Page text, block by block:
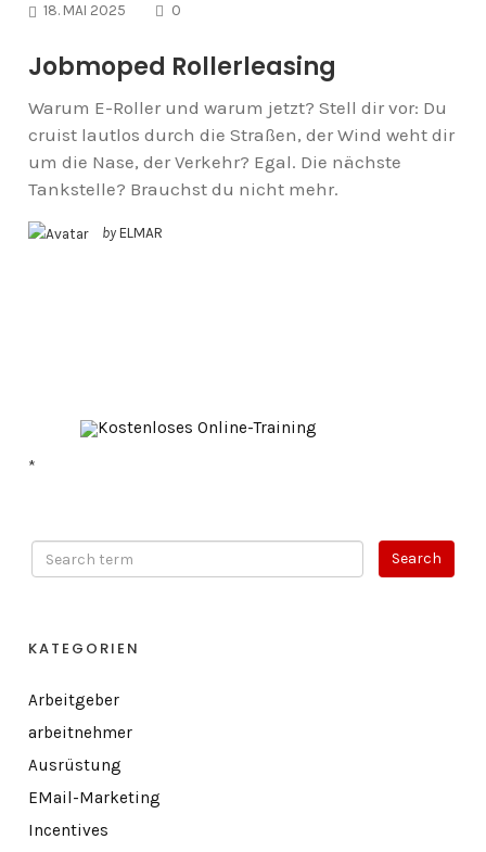
18. MAI 2025 0
Jobmoped Rollerleasing
Warum E-Roller und warum jetzt? Stell dir vor: Du
cruist lautlos durch die Straßen, der Wind weht dir
um die Nase, der Verkehr? Egal. Die nächste
Tankstelle? Brauchst du nicht mehr.
by ELMAR
*
KATEGORIEN
Arbeitgeber
arbeitnehmer
Ausrüstung
EMail-Marketing
Incentives